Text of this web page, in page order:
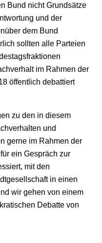
Bund nicht Grundsätze
und der
dem Bund
sollten alle Parteien
im Rahmen der
öffentlich debattiert
zu den in diesem
und
gerne im Rahmen der
ein Gespräch zur
mit den
in einen
wir gehen von einem
Debatte von